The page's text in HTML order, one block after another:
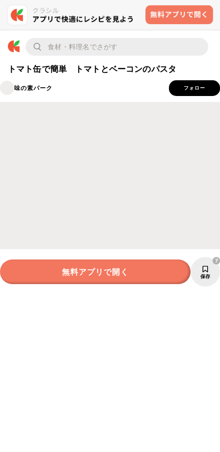
トマト缶で簡単 トマトとベーコンのパスタ
味の素パーク フォロー
無料アプリで開く 保存
7